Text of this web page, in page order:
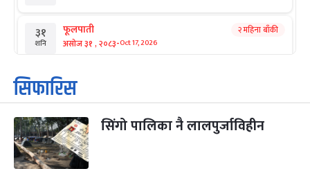
३१
शनि
फूलपाती
असोज ३१ , २०८३-Oct 17, 2026
२ महिना बाँकी
१
आइत
कार्तिक सङ्क्रान्ति
कार्तिक १, २०८३
३
मंगल
महानवमी
कार्तिक ३, २०८३
२ महिना बाँकी
सिफारिस
सिंगो पालिका नै लालपुर्जाविहीन